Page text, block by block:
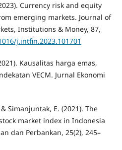
Currency risk and equity
emerging markets. Journal of
Institutions & Money, 87,
j.intfin.2023.101701
Kausalitas harga emas,
VECM. Jurnal Ekonomi
Simanjuntak, E. (2021). The
market index in Indonesia
dan Perbankan, 25(2), 245–